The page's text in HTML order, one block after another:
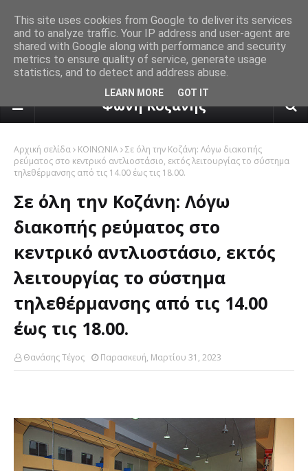
πρόγνωση καιρού από το
Φωνή Κοζάνης
Αρχική σελίδα ΚΟΙΝΩΝΙΑ Σε όλη την Κοζάνη: Λόγω διακοπής
ρεύματος στο κεντρικό αντλιοστάσιο, εκτός λειτουργίας το σύστημα
τηλεθέρμανσης από τις 14.00 έως τις 18.00.
Σε όλη την Κοζάνη: Λόγω
διακοπής ρεύματος στο
κεντρικό αντλιοστάσιο, εκτός
λειτουργίας το σύστημα
τηλεθέρμανσης από τις 14.00
έως τις 18.00.
Θανάσης Τέγος Παρασκευή, Μαρτίου 31, 2023
This site uses cookies from Google to deliver its services
and to analyze traffic. Your IP address and user-agent are
shared with Google along with performance and security
metrics to ensure quality of service, generate usage
statistics, and to detect and address abuse.
LEARN MORE GOT IT